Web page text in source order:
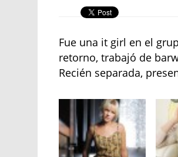
Fue una it girl en el
retorno, trabajó de
Recién separada,